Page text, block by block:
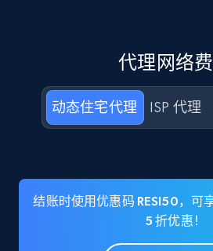
代理网络
动态住宅代理 ISP 代理
结账时使用优惠码 RESI50，可
5 折优惠！